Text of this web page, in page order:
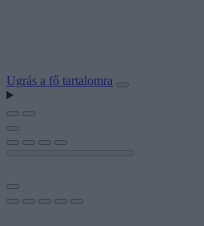
Ugrás a fő tartalomra